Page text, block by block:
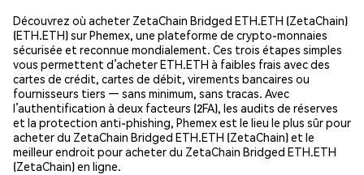
Découvrez où acheter ZetaChain Bridged ETH.ETH (ZetaChain)
(ETH.ETH) sur Phemex, une plateforme de crypto-monnaies
sécurisée et reconnue mondialement. Ces trois étapes simples
vous permettent d’acheter ETH.ETH à faibles frais avec des
cartes de crédit, cartes de débit, virements bancaires ou
fournisseurs tiers — sans minimum, sans tracas. Avec
l’authentification à deux facteurs (2FA), les audits de réserves
et la protection anti-phishing, Phemex est le lieu le plus sûr pour
acheter du ZetaChain Bridged ETH.ETH (ZetaChain) et le
meilleur endroit pour acheter du ZetaChain Bridged ETH.ETH
(ZetaChain) en ligne.